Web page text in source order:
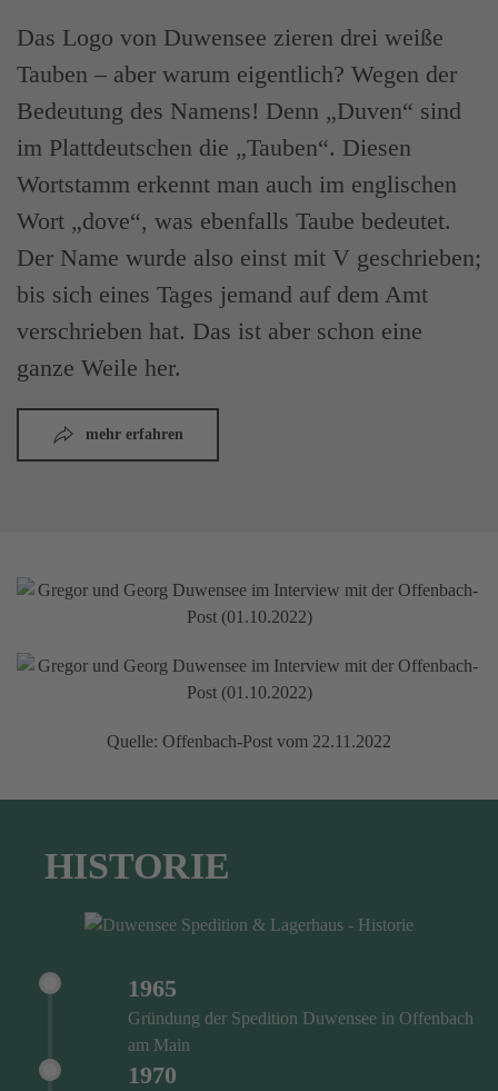
Das Logo von Duwensee zieren drei weiße
Tauben – aber warum eigentlich? Wegen der
Bedeutung des Namens! Denn „Duven“ sind
im Plattdeutschen die „Tauben“. Diesen
Wortstamm erkennt man auch im englischen
Wort „dove“, was ebenfalls Taube bedeutet.
Der Name wurde also einst mit V geschrieben;
bis sich eines Tages jemand auf dem Amt
verschrieben hat. Das ist aber schon eine
ganze Weile her.
mehr erfahren
Quelle: Offenbach-Post vom 22.11.2022
HISTORIE
1965
Gründung der Spedition Duwensee in Offenbach
am Main
1970